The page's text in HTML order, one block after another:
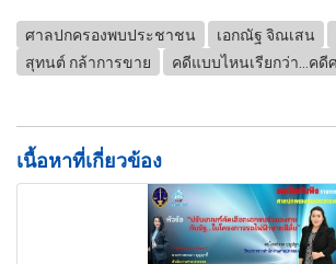
ศาลปกครองพบประชาชน เอกณัฐ จิณเสน
สุทนต์ กล้าการขาย
คดีแบบไหนเรียกว่า...คดี
เนื้อหาที่เกี่ยวข้อง